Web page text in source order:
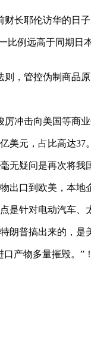
长耶伦访华的日子
例远高于同期日
，管控伪制商品原
击向美国等商业
元，占比高达37。
疑问是再次将我
口到欧美，本地
针对电动汽车、
普搞出来的，是
产物多量摧毁。”！